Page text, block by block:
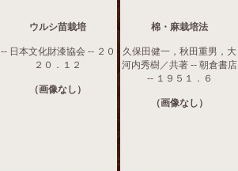
ウルシ苗栽培
-- 日本文化財漆協会 -- ２０
２０．１２
（画像なし）
棉・麻栽培法
久保田健一，秋田重男，大
河内秀樹／共著 -- 朝倉書店
-- １９５１．６
（画像なし）